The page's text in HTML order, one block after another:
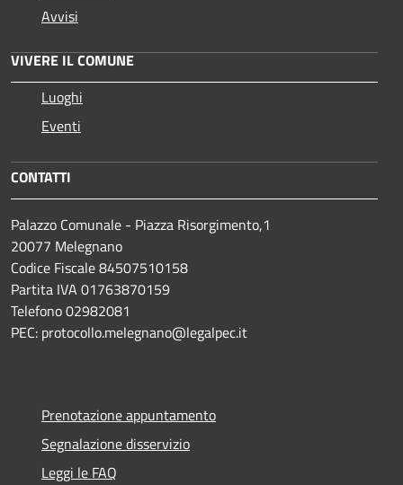
Avvisi
VIVERE IL COMUNE
Luoghi
Eventi
CONTATTI
Palazzo Comunale - Piazza Risorgimento,1
20077 Melegnano
Codice Fiscale 84507510158
Partita IVA 01763870159
Telefono 02982081
PEC: protocollo.melegnano@legalpec.it
Prenotazione appuntamento
Segnalazione disservizio
Leggi le FAQ